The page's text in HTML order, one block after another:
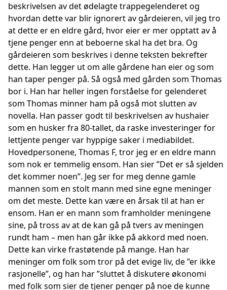
beskrivelsen av det ødelagte trappegelenderet og
hvordan dette var blir ignorert av gårdeieren, vil jeg tro
at dette er en eldre gård, hvor eier er mer opptatt av å
tjene penger enn at beboerne skal ha det bra. Og
gårdeieren som beskrives i denne teksten bekrefter
dette. Han legger ut om alle gårdene han eier og som
han taper penger på. Så også med gården som Thomas
bor i. Han har heller ingen forståelse for gelenderet
som Thomas minner ham på også mot slutten av
novella. Han passer godt til beskrivelsen av hushaier
som en husker fra 80-tallet, da raske investeringer for
lettjente penger var hyppige saker i mediabildet.
Hovedpersonene, Thomas F, tror jeg er en eldre mann
som nok er temmelig ensom. Han sier ”Det er så sjelden
det kommer noen”. Jeg ser for meg denne gamle
mannen som en stolt mann med sine egne meninger
om det meste. Dette kan være en årsak til at han er
ensom. Han er en mann som framholder meningene
sine, på tross av at de kan gå på tvers av meningen
rundt ham – men han går ikke på akkord med noen.
Dette kan virke frastøtende på mange. Han har
meninger om folk som tror på det evige liv, de ”er ikke
rasjonelle”, og han har ”sluttet å diskutere økonomi
med folk som sier de tjener penger på noe de kunne